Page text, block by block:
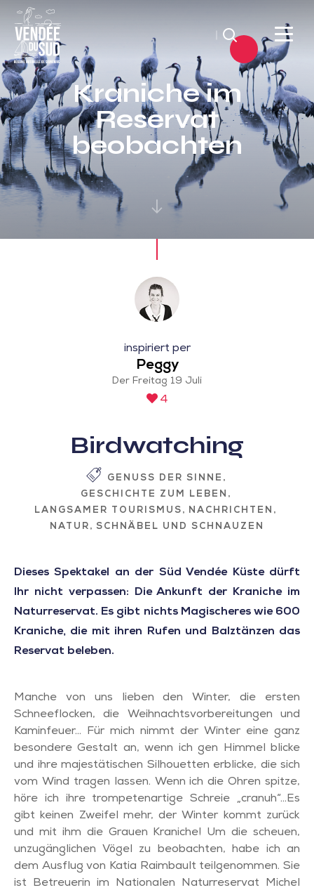
Sud
Vendée
Littoral
TourismusSüd
Vendée
Küste
Suchen
Kraniche im
Reservat
beobachten
inspiriert per
Peggy
Der Freitag 19 Juli
4
Birdwatching
GENUSS DER SINNE
GESCHICHTE ZUM LEBEN
LANGSAMER TOURISMUS
NACHRICHTEN
NATUR
SCHNÄBEL UND SCHNAUZEN
Dieses Spektakel an der Süd Vendée Küste dürft
Ihr nicht verpassen: Die Ankunft der Kraniche im
Naturreservat. Es gibt nichts Magischeres wie 600
Kraniche, die mit ihren Rufen und Balztänzen das
Reservat beleben.
Manche von uns lieben den Winter, die ersten
Schneeflocken, die Weihnachtsvorbereitungen und
Kaminfeuer… Für mich nimmt der Winter eine ganz
besondere Gestalt an, wenn ich gen Himmel blicke
und ihre majestätischen Silhouetten erblicke, die sich
vom Wind tragen lassen. Wenn ich die Ohren spitze,
höre ich ihre trompetenartige Schreie „cranuh“…Es
gibt keinen Zweifel mehr, der Winter kommt zurück
und mit ihm die Grauen Kraniche! Um die scheuen,
unzugänglichen Vögel zu beobachten, habe ich an
dem Ausflug von Katia Raimbault teilgenommen. Sie
ist Betreuerin im Nationalen Naturreservat Michel